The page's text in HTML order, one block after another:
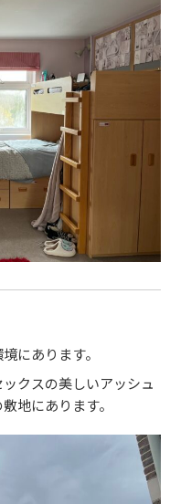
にあります。
クスの美しいアッシュ
地にあります。